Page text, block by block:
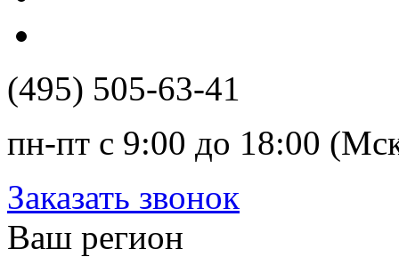
(495) 505-63-41
пн-пт с 9:00 до 18:00
Заказать звонок
Ваш регион